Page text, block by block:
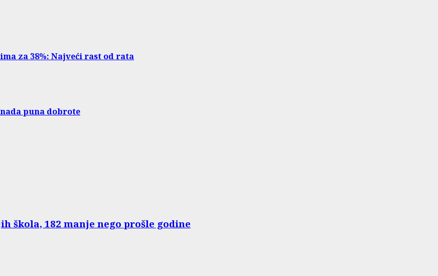
za 38%: Najveći rast od rata
puna dobrote
škola, 182 manje nego prošle godine